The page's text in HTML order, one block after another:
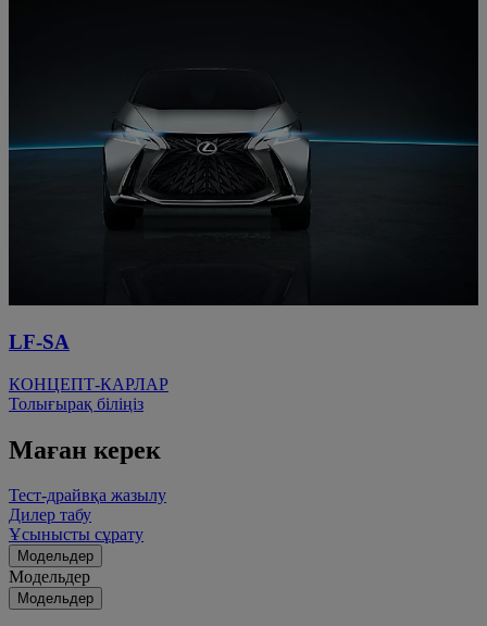
LF-SA
КОНЦЕПТ-КАРЛАР
Толығырақ біліңіз
Маған керек
Тест-драйвқа жазылу
Дилер табу
Ұсынысты сұрату
Модельдер
Модельдер
Модельдер